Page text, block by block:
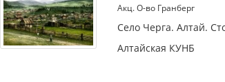
Акц. О-во Гранберг
Село Черга. Алтай.
Алтайская КУНБ